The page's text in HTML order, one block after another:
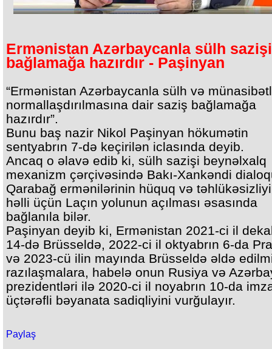
Ermənistan Azərbaycanla sülh sazişi
bağlamağa hazırdır - Paşinyan
“Ermənistan Azərbaycanla sülh və
normallaşdırılmasına dair saziş bağlamağa
hazırdır”.
Bunu baş nazir Nikol Paşinyan hökumətin
sentyabrın 7-də keçirilən iclasında deyib.
Ancaq o əlavə edib ki, sülh sazişi beynəlxalq
mexanizm çərçivəsində Bakı-Xankəndi
Qarabağ ermənilərinin hüquq və
həlli üçün Laçın yolunun açılması əsasında
bağlanıla bilər.
Paşinyan deyib ki, Ermənistan 2021-ci il
14-də Brüsseldə, 2022-ci il oktyabrın 6-da
və 2023-cü ilin mayında Brüsseldə əldə
razılaşmalara, habelə onun Rusiya və
prezidentləri ilə 2020-ci il noyabrın 10-da
üçtərəfli bəyanata sadiqliyini vurğulayır.
Paylaş